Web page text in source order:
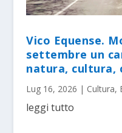
Vico Equense.
settembre un
natura, cultura,
Lug 16, 2026 | Cultura,
leggi tutto